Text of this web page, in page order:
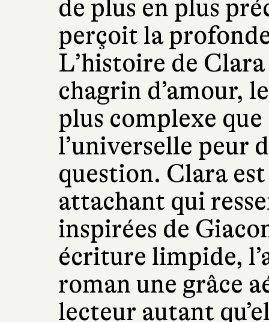
de plus en plus
perçoit la
L’histoire de Clara
chagrin d’amour,
plus complexe que
l’universelle peur
question. Clara
attachant qui
inspirées de
écriture limpide,
roman une grâce
lecteur autant